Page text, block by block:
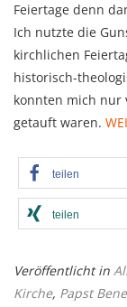
Feiertage denn
Ich nutzte die
kirchlichen
historisch-
konnten mich
getauft waren.
teilen
teilen
Veröffentlicht in
Kirche, Papst